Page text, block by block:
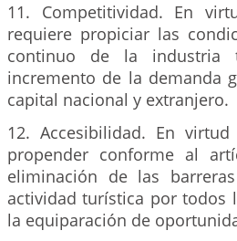
11. Competitividad. En
requiere propiciar las
continuo de la industria
incremento de la demanda
capital nacional y extranjero.
12. Accesibilidad. En
propender conforme al
eliminación de las
actividad turística por todos
la equiparación de